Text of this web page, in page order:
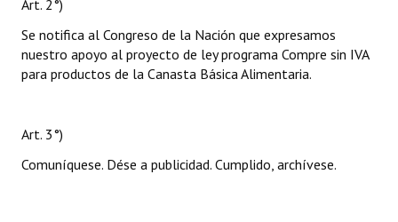
Art. 2°)
Se notifica al Congreso de la Nación que expresamos
nuestro apoyo al proyecto de ley programa Compre sin IVA
para productos de la Canasta Básica Alimentaria.
Art. 3°)
Comuníquese. Dése a publicidad. Cumplido, archívese.